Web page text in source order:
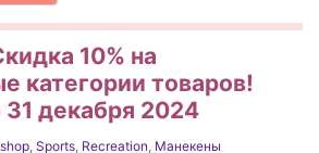
10% на
категории товаров!
декабря 2024
, Sports, Recreation, Манекены